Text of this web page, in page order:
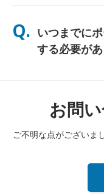
チェックアウト時に保
発生した場合は、すぐ
できるようサポートい
Q. いつまでに
する必要が
場合は、追加料金が発
お問
ご不明な点がございま